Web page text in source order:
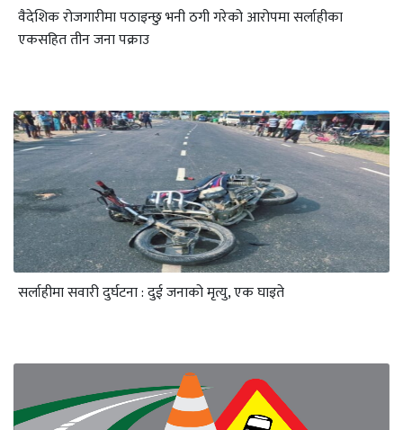
वैदेशिक रोजगारीमा पठाइन्छु भनी ठगी गरेको आरोपमा सर्लाहीका
एकसहित तीन जना पक्राउ
सर्लाहीमा सवारी दुर्घटना : दुई जनाको मृत्यु, एक घाइते